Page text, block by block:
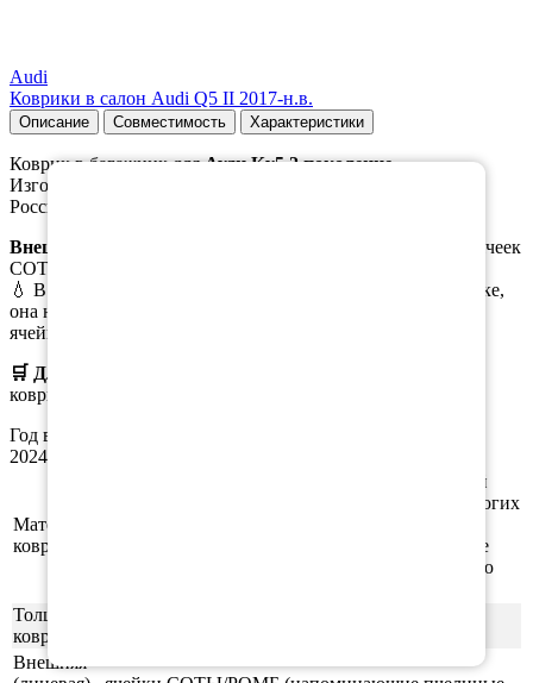
Audi
Коврики в салон Audi Q5 II 2017-н.в.
Описание Совместимость Характеристики
Коврик в багажник дляАуди Ку5 2 поколение.
Изготавливается из качественного, плотного материала
Российского производства, который не пропускает воду.
Внешняя часть
коврика выполена в виде ромбовидных ячеек
СОТЫ/РОМБ.
💧 В случае пролива масла или иной жидкости в багажнике,
она не растекается по всему коврику, а задерживается в
ячейках.
🛒 Для заказа
коврика, окантовки.
Год выпуска а/м: 2017, 2018, 2019, 2020, 2021, 2022, 2023,
2024, 2025, 2026
Материал
ковриков
Этиленвинилацетат (ЭВА/ЕВА) - полимерный
материал, который зарекомендовал себя во многих
производят спортивные маты, гимнастические
коврики, подошву для обуви, шлёпки и прочую
Толщина
ковриков
Внешняя